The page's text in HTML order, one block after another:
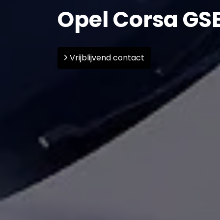
Opel Corsa
Vrijblijvend contact